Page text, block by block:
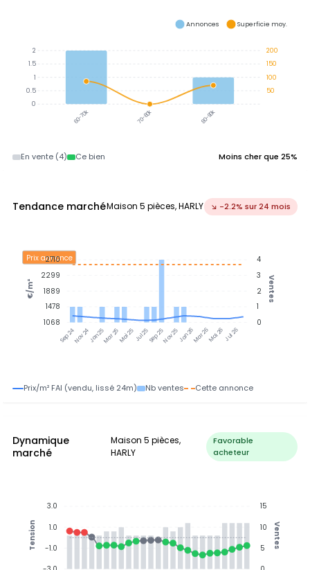
60-70k 70-80k 80-90k
200
150
100
50
2
1.5
1
0.5
0
Annonces Superficie moy.
En vente (4) Ce bien Moins cher que 25%
Tendance marchéMaison 5 pièces, HARLY ↘ -2.2% sur 24 mois
Sep 24Nov 24Jan 25Mar 25Mai 25Jul 25Sep 25Nov 25Jan 26Mar 26Mai 26Jul 26
Prix annonce
4
3
2
1
0
Ventes
2710
2299
1889
1478
1068
€/m²
Prix/m² FAI (vendu, lissé 24m) Nb ventes Cette annonce
Dynamique
marché
Maison 5 pièces,
HARLY
Favorable
acheteur
15
10
5 Ventes
3.0
1.0
-1.0
Tension